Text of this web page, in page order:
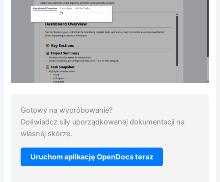
Gotowy na wypróbowanie?
Doświadcz siły uporządkowanej dokumentacji na
własnej skórze.
Uruchom aplikację OpenDocs teraz